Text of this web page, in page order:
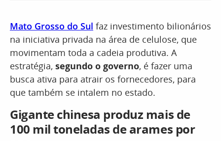
Mato Grosso do Sul faz investimento bilionários
na iniciativa privada na área de celulose, que
movimentam toda a cadeia produtiva. A
estratégia, segundo o governo, é fazer uma
busca ativa para atrair os fornecedores, para
que também se intalem no estado.
Gigante chinesa produz mais de
100 mil toneladas de arames por